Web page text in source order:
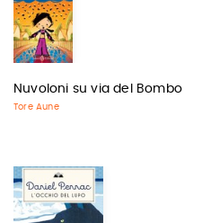
Nuvoloni su via del Bombo
Tore Aune